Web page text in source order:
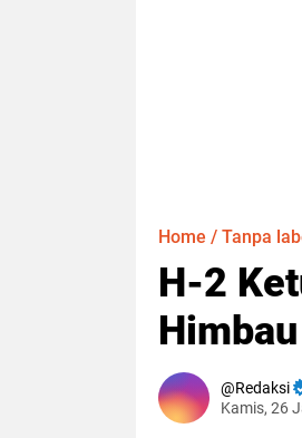
Home / Tanpa
H-2
Redaksi
Kamis, 26